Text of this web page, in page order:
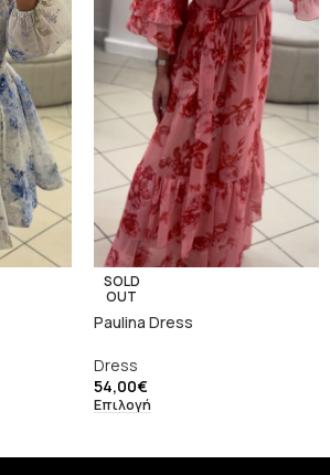
SOLD
OUT
Paulina Dress
Dress
54,00€
Επιλογή